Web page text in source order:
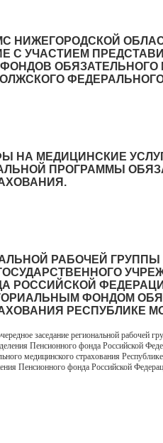
НИЖЕГОРОДСКОЙ
С УЧАСТИЕМ
ОБЯЗАТЕЛЬНОГО
ФЕДЕРАЛЬНОГО
НА МЕДИЦИНСКИЕ
ПРОГРАММЫ
РАБОЧЕЙ ГРУППЫ
РОССИЙСКОЙ
ФОНДОМ
РЕСПУБЛИКЕ
заседание региональной рабочей
Пенсионного фонда Российской
медицинского страхования
Пенсионного фонда Российской